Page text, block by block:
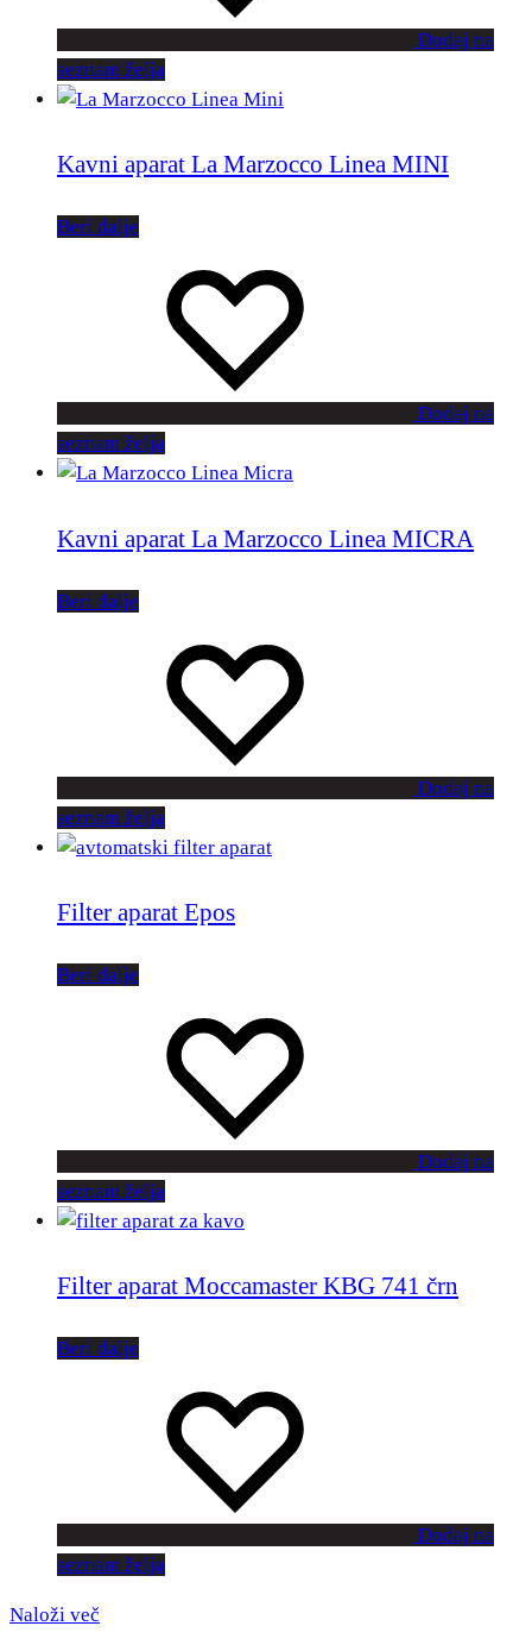
Dodaj na
seznam želja
Kavni aparat La Marzocco Linea MINI
Beri dalje
Dodaj na
seznam želja
Kavni aparat La Marzocco Linea MICRA
Beri dalje
Dodaj na
seznam želja
Filter aparat Epos
Beri dalje
Dodaj na
seznam želja
Filter aparat Moccamaster KBG 741 črn
Beri dalje
Dodaj na
seznam želja
Naloži več